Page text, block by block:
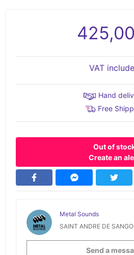
VAT
Hand
Free
Out of
Create an
Metal Sounds
SAINT ANDRE DE
Send a